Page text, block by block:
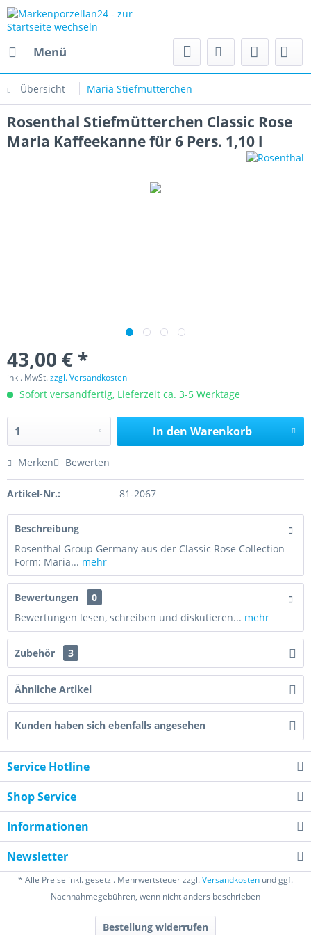
Menü
Übersicht Maria Stiefmütterchen
Rosenthal Stiefmütterchen Classic Rose
Maria Kaffeekanne für 6 Pers. 1,10 l
43,00 € *
inkl. MwSt.zzgl. Versandkosten
Sofort versandfertig, Lieferzeit ca. 3-5 Werktage
In den Warenkorb
Merken Bewerten
Artikel-Nr.: 81-2067
Beschreibung
Rosenthal Group Germany aus der Classic Rose Collection
Form: Maria... mehr
Bewertungen
0
Bewertungen lesen, schreiben und diskutieren... mehr
Zubehör 3
Ähnliche Artikel
Kunden haben sich ebenfalls angesehen
Service Hotline
Shop Service
Informationen
Newsletter
* Alle Preise inkl. gesetzl. Mehrwertsteuer zzgl.Versandkosten und ggf.
Nachnahmegebühren, wenn nicht anders beschrieben
Bestellung widerrufen